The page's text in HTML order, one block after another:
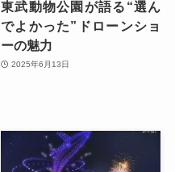
東武動物公園が語る“選ん
でよかった”ドローンショ
ーの魅力
2025年6月13日